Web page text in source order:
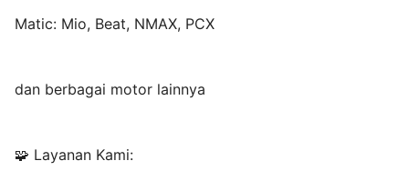
Matic: Mio, Beat, NMAX, PCX
dan berbagai motor lainnya
🧩 Layanan Kami: